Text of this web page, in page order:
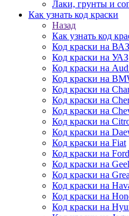
Лаки, грунты и
Как узнать код краски
Назад
Как узнать код
Код краски на ВАЗ
Код краски на УАЗ
Код краски на
Код краски на
Код краски на
Код краски на
Код краски на
Код краски на
Код краски на
Код краски на Fiat
Код краски на Ford
Код краски на
Код краски на
Код краски на
Код краски на
Код краски на